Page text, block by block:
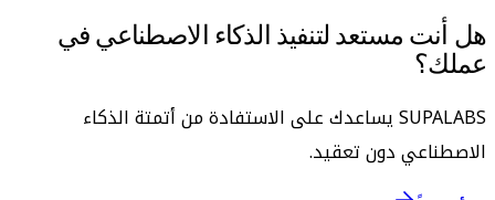
هل أنت مستعد لتنفيذ الذكاء الاصطناعي في
عملك؟
SUPALABS يساعدك على الاستفادة من أتمتة الذكاء
الاصطناعي دون تعقيد.